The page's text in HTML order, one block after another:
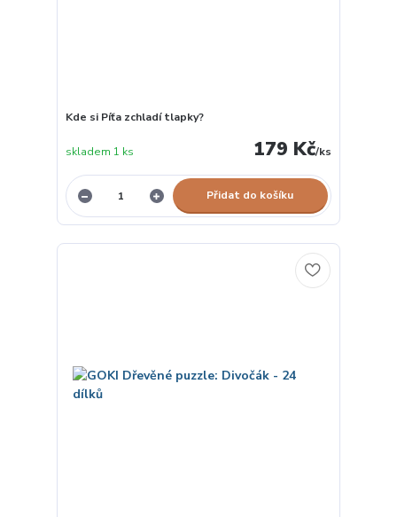
Kde si Píťa zchladí tlapky?
179 Kč/ks
skladem 1 ks
Přidat do košíku